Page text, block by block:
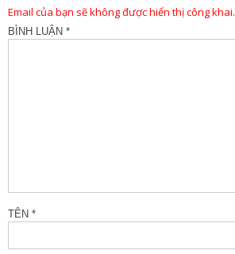
Email của bạn sẽ không được hiển thị công khai.
BÌNH LUẬN *
TÊN *